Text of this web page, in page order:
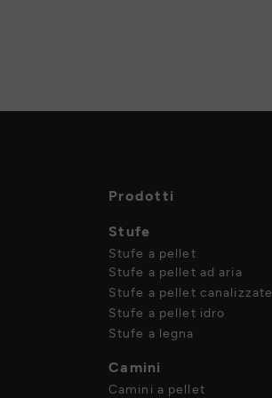
Prodotti
Stufe
Stufe a pellet
Stufe a pellet ad aria
Stufe a pellet canalizzate
Stufe a pellet idro
Stufe a legna
Camini
Camini a pellet